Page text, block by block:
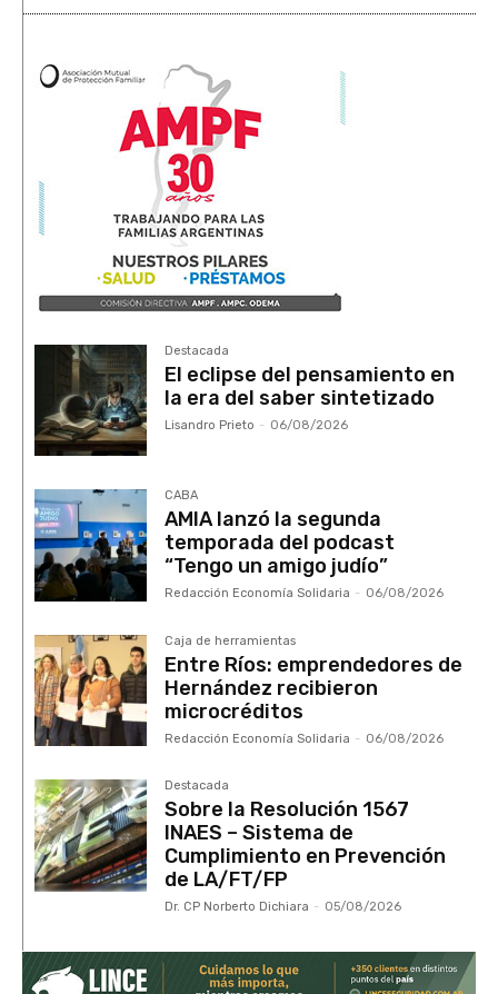
Destacada
El eclipse del pensamiento en
la era del saber sintetizado
Lisandro Prieto - 06/08/2026
CABA
AMIA lanzó la segunda
temporada del podcast
“Tengo un amigo judío”
Redacción Economía Solidaria - 06/08/2026
Caja de herramientas
Entre Ríos: emprendedores de
Hernández recibieron
microcréditos
Redacción Economía Solidaria - 06/08/2026
Destacada
Sobre la Resolución 1567
INAES – Sistema de
Cumplimiento en Prevención
de LA/FT/FP
Dr. CP Norberto Dichiara - 05/08/2026